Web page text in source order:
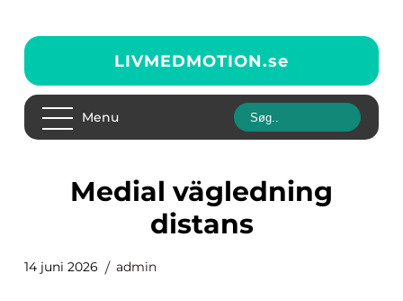
LIVMEDMOTION.se
Menu
medial vägledning
distans
14 juni 2026 admin